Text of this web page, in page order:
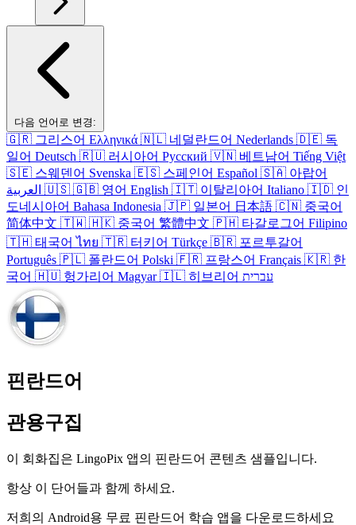
다음 언어로 변경:
🇬🇷 그리스어 Ελληνικά 🇳🇱 네덜란드어 Nederlands 🇩🇪 독
일어 Deutsch 🇷🇺 러시아어 Русский 🇻🇳 베트남어 Tiếng Việt
🇸🇪 스웨덴어 Svenska 🇪🇸 스페인어 Español 🇸🇦 아랍어
العربية 🇺🇸 🇬🇧 영어 English 🇮🇹 이탈리아어 Italiano 🇮🇩 인
도네시아어 Bahasa Indonesia 🇯🇵 일본어 日本語 🇨🇳 중국어
简体中文 🇹🇼 🇭🇰 중국어 繁體中文 🇵🇭 타갈로그어 Filipino
🇹🇭 태국어 ไทย 🇹🇷 터키어 Türkçe 🇧🇷 포르투갈어
Português 🇵🇱 폴란드어 Polski 🇫🇷 프랑스어 Français 🇰🇷 한
국어 🇭🇺 헝가리어 Magyar 🇮🇱 히브리어 עברית
핀란드어
관용구집
이 회화집은 LingoPix 앱의 핀란드어 콘텐츠 샘플입니다.
항상 이 단어들과 함께 하세요.
저희의 Android용 무료 핀란드어 학습 앱을 다운로드하세요